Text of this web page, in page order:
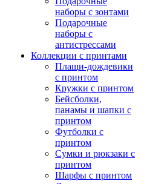
наборы с зонтами
Подарочные
наборы с
антистрессами
Коллекции с принтами
Плащи-дождевики
с принтом
Кружки с принтом
Бейсболки,
панамы и шапки с
принтом
Футболки с
принтом
Сумки и рюкзаки с
принтом
Шарфы с принтом